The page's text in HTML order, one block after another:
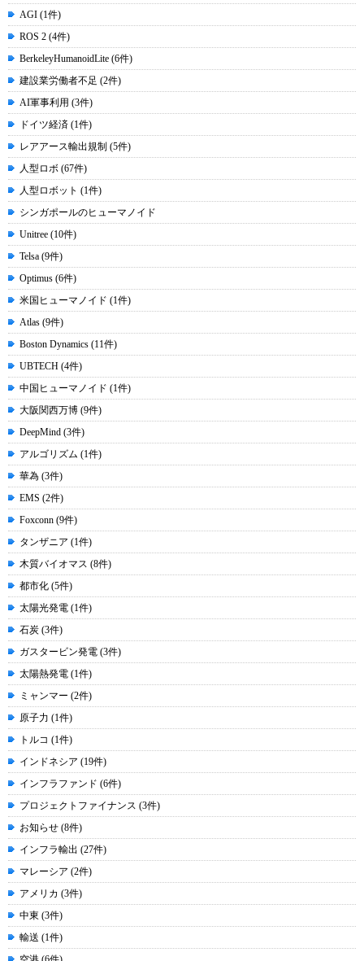
AGI (1件)
ROS 2 (4件)
BerkeleyHumanoidLite (6件)
建設業労働者不足 (2件)
AI軍事利用 (3件)
ドイツ経済 (1件)
レアアース輸出規制 (5件)
人型ロボ (67件)
人型ロボット (1件)
シンガポールのヒューマノイド
Unitree (10件)
Telsa (9件)
Optimus (6件)
米国ヒューマノイド (1件)
Atlas (9件)
Boston Dynamics (11件)
UBTECH (4件)
中国ヒューマノイド (1件)
大阪関西万博 (9件)
DeepMind (3件)
アルゴリズム (1件)
華為 (3件)
EMS (2件)
Foxconn (9件)
タンザニア (1件)
木質バイオマス (8件)
都市化 (5件)
太陽光発電 (1件)
石炭 (3件)
ガスタービン発電 (3件)
太陽熱発電 (1件)
ミャンマー (2件)
原子力 (1件)
トルコ (1件)
インドネシア (19件)
インフラファンド (6件)
プロジェクトファイナンス (3件)
お知らせ (8件)
インフラ輸出 (27件)
マレーシア (2件)
アメリカ (3件)
中東 (3件)
輸送 (1件)